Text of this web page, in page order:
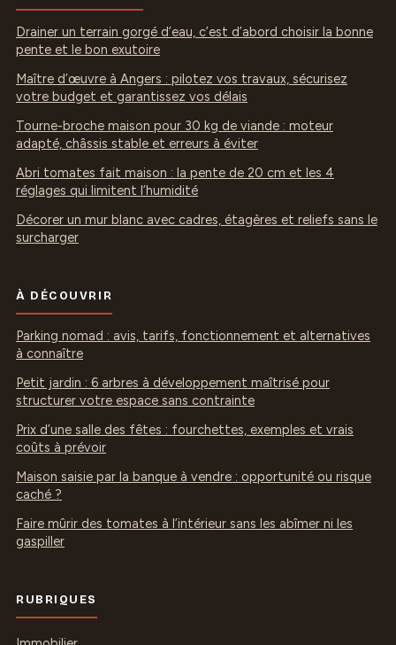
Drainer un terrain gorgé d’eau, c’est d’abord choisir la bonne
pente et le bon exutoire
Maître d’œuvre à Angers : pilotez vos travaux, sécurisez
votre budget et garantissez vos délais
Tourne-broche maison pour 30 kg de viande : moteur
adapté, châssis stable et erreurs à éviter
Abri tomates fait maison : la pente de 20 cm et les 4
réglages qui limitent l’humidité
Décorer un mur blanc avec cadres, étagères et reliefs sans le
surcharger
À DÉCOUVRIR
Parking nomad : avis, tarifs, fonctionnement et alternatives
à connaître
Petit jardin : 6 arbres à développement maîtrisé pour
structurer votre espace sans contrainte
Prix d’une salle des fêtes : fourchettes, exemples et vrais
coûts à prévoir
Maison saisie par la banque à vendre : opportunité ou risque
caché ?
Faire mûrir des tomates à l’intérieur sans les abîmer ni les
gaspiller
RUBRIQUES